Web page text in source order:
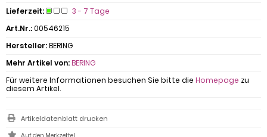
Lieferzeit:
3 - 7 Tage
Art.Nr.:00546215
Hersteller:BERING
Mehr Artikel von:BERING
Für weitere Informationen besuchen Sie bitte die Homepage zu
diesem Artikel.
Artikeldatenblatt drucken